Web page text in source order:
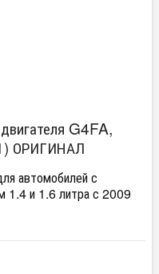
G4FA,
ОРИГИНАЛ
автомобилей с
1.4 и 1.6 литра с 2009